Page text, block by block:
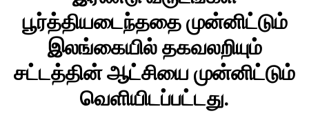
பூர்த்தியடைந்ததை முன்னிட்டும்
இலங்கையில் தகவலறியும்
சட்டத்தின் ஆட்சியை முன்னிட்டும்
வெளியிடப்பட்டது.